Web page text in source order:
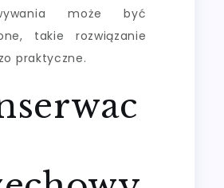
może być
takie rozwiązanie
praktyczne.